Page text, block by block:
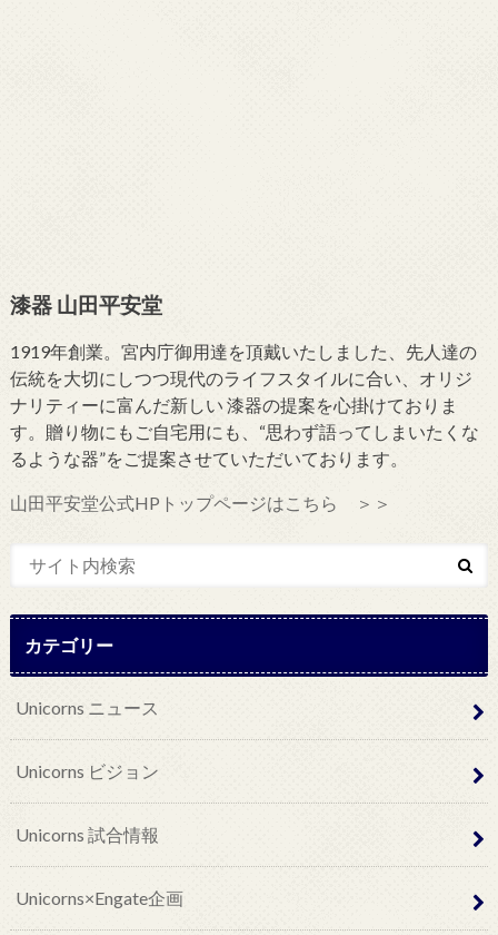
漆器 山田平安堂
1919年創業。宮内庁御用達を頂戴いたしました、先人達の
伝統を大切にしつつ現代のライフスタイルに合い、オリジ
ナリティーに富んだ新しい 漆器の提案を心掛けておりま
す。贈り物にもご自宅用にも、“思わず語ってしまいたくな
るような器”をご提案させていただいております。
山田平安堂公式HPトップページはこちら ＞＞
カテゴリー
Unicorns ニュース
Unicorns ビジョン
Unicorns 試合情報
Unicorns×Engate企画